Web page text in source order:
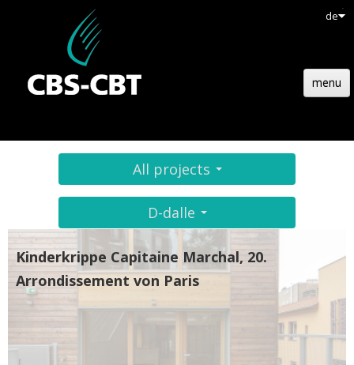
de
menu
HOLZBAU
AKTUELL
EMPLOIS
ANGEBOTE
All projects
D-dalle
Kinderkrippe Capitaine Marchal, 20.
Arrondissement von Paris